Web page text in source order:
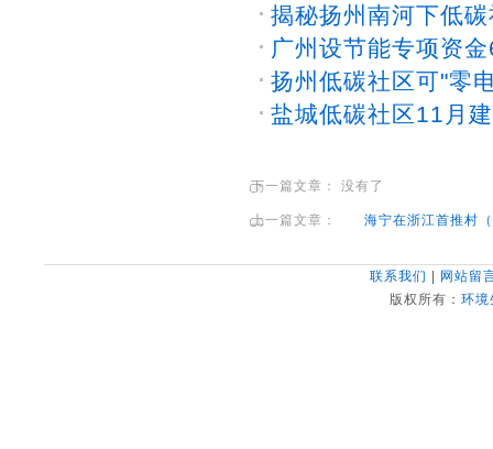
揭秘扬州南河下低
广州设节能专项资
扬州低碳社区可"零
盐城低碳社区11月
下一篇文章： 没有了
上一篇文章： 海宁在浙江首推村
联系我们
网站留
版权所有： 环境